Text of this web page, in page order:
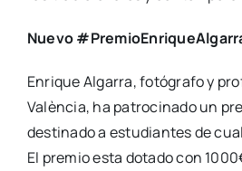
Nue­vo
Enri­que Alga­rra, fotó­gra­fo y
Valèn­cia, ha patro­ci­na­do un
des­ti­na­do a estu­dian­tes de
El pre­mio esta dota­do con